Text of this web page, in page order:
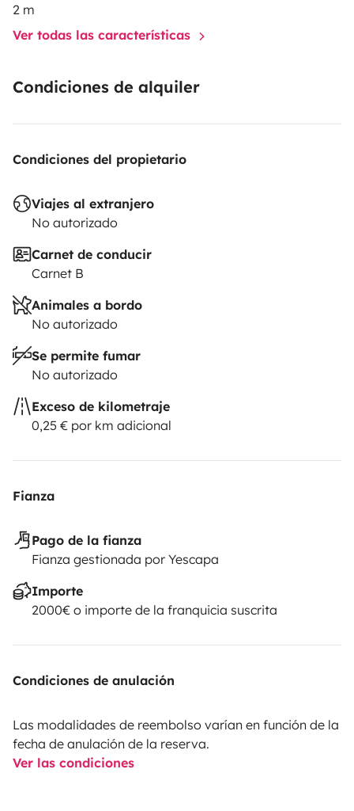
2 m
Ver todas las características
Condiciones de alquiler
Condiciones del propietario
Viajes al extranjero
No autorizado
Carnet de conducir
Carnet B
Animales a bordo
No autorizado
Se permite fumar
No autorizado
Exceso de kilometraje
0,25 € por km adicional
Fianza
Pago de la fianza
Fianza gestionada por Yescapa
Importe
2000€ o importe de la franquicia suscrita
Condiciones de anulación
Las modalidades de reembolso varían en función de la
fecha de anulación de la reserva.
Ver las condiciones